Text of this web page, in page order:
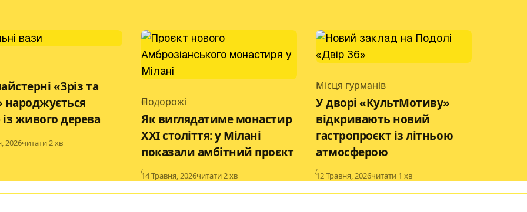
«Зріз та
народжується
живого дерева
2026читати 2 хв
Category
Подорожі
Як виглядатиме монастир
XXI століття: у Мілані
показали амбітний проєкт
Published
14 Травня, 2026читати 2 хв
Category
Місця гурманів
У дворі «КультМотиву»
відкривають новий
гастропроєкт із літньою
атмосферою
Published
12 Травня, 2026читати 1 хв